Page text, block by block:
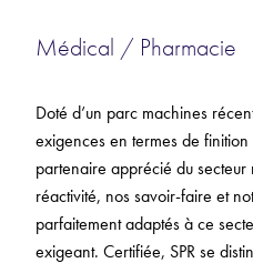
Médical / Pharmacie
Doté d’un parc machines
exigences en termes de finition
partenaire apprécié du
réactivité, nos savoir-faire et
parfaitement adaptés à ce
exigeant. Certifiée, SPR se